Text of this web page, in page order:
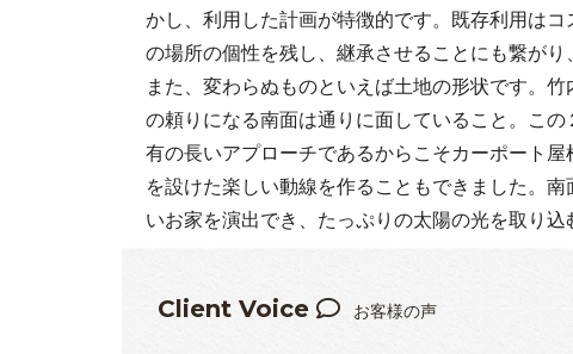
かし、利用した計画が特徴的です。既存利用は
の場所の個性を残し、継承させることにも繋がり
また、変わらぬものといえば土地の形状です。
の頼りになる南面は通りに面していること。こ
有の長いアプローチであるからこそカーポート
を設けた楽しい動線を作ることもできました。
いお家を演出でき、たっぷりの太陽の光を取り込
Client Voice お客様の声